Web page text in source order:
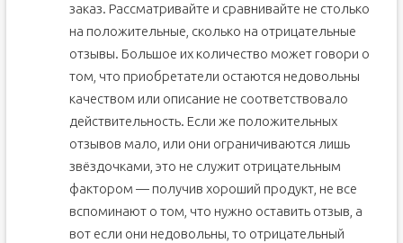
заказ. Рассматривайте и сравнивайте не столько
на положительные, сколько на отрицательные
отзывы. Большое их количество может говори о
том, что приобретатели остаются недовольны
качеством или описание не соответствовало
действительность. Если же положительных
отзывов мало, или они ограничиваются лишь
звёздочками, это не служит отрицательным
фактором — получив хороший продукт, не все
вспоминают о том, что нужно оставить отзыв, а
вот если они недовольны, то отрицательный